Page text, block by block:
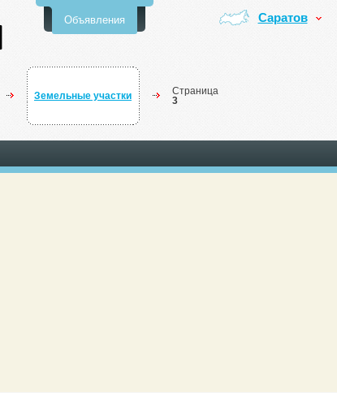
Объявления Саратов
Земельные участки
Страница
3